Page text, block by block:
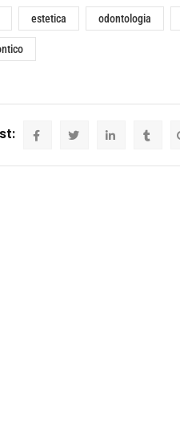
estetica odontologia